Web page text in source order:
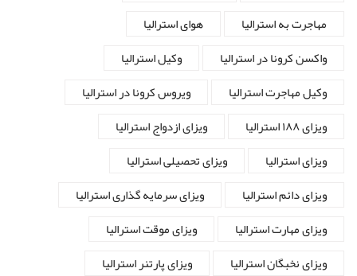
مهاجرت به استرالیا
هوای استرالیا
واکسن کرونا در استرالیا
وکیل استرالیا
وکیل مهاجرت استرالیا
ویروس کرونا در استرالیا
ویزای ۱۸۸ استرالیا
ویزای ازدواج استرالیا
ویزای استرالیا
ویزای تحصیلی استرالیا
ویزای دائم استرالیا
ویزای سرمایه گذاری استرالیا
ویزای مهارت استرالیا
ویزای موقت استرالیا
ویزای نخبگان استرالیا
ویزای پارتنر استرالیا